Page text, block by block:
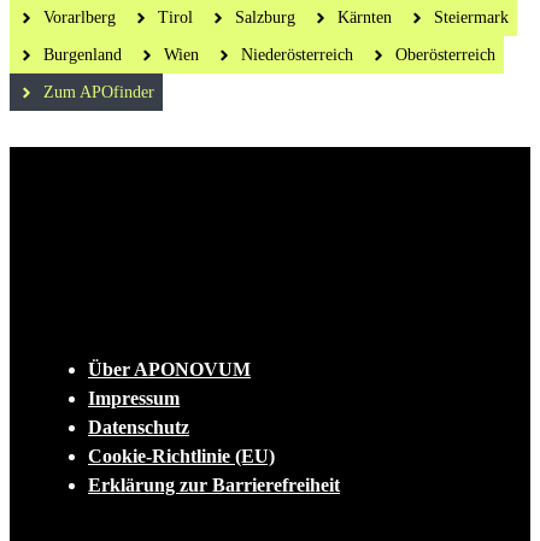
Vorarlberg Tirol Salzburg Kärnten Steiermark
Burgenland Wien Niederösterreich Oberösterreich
Zum APOfinder
Über APONOVUM
Impressum
Datenschutz
Cookie-Richtlinie (EU)
Erklärung zur Barrierefreiheit